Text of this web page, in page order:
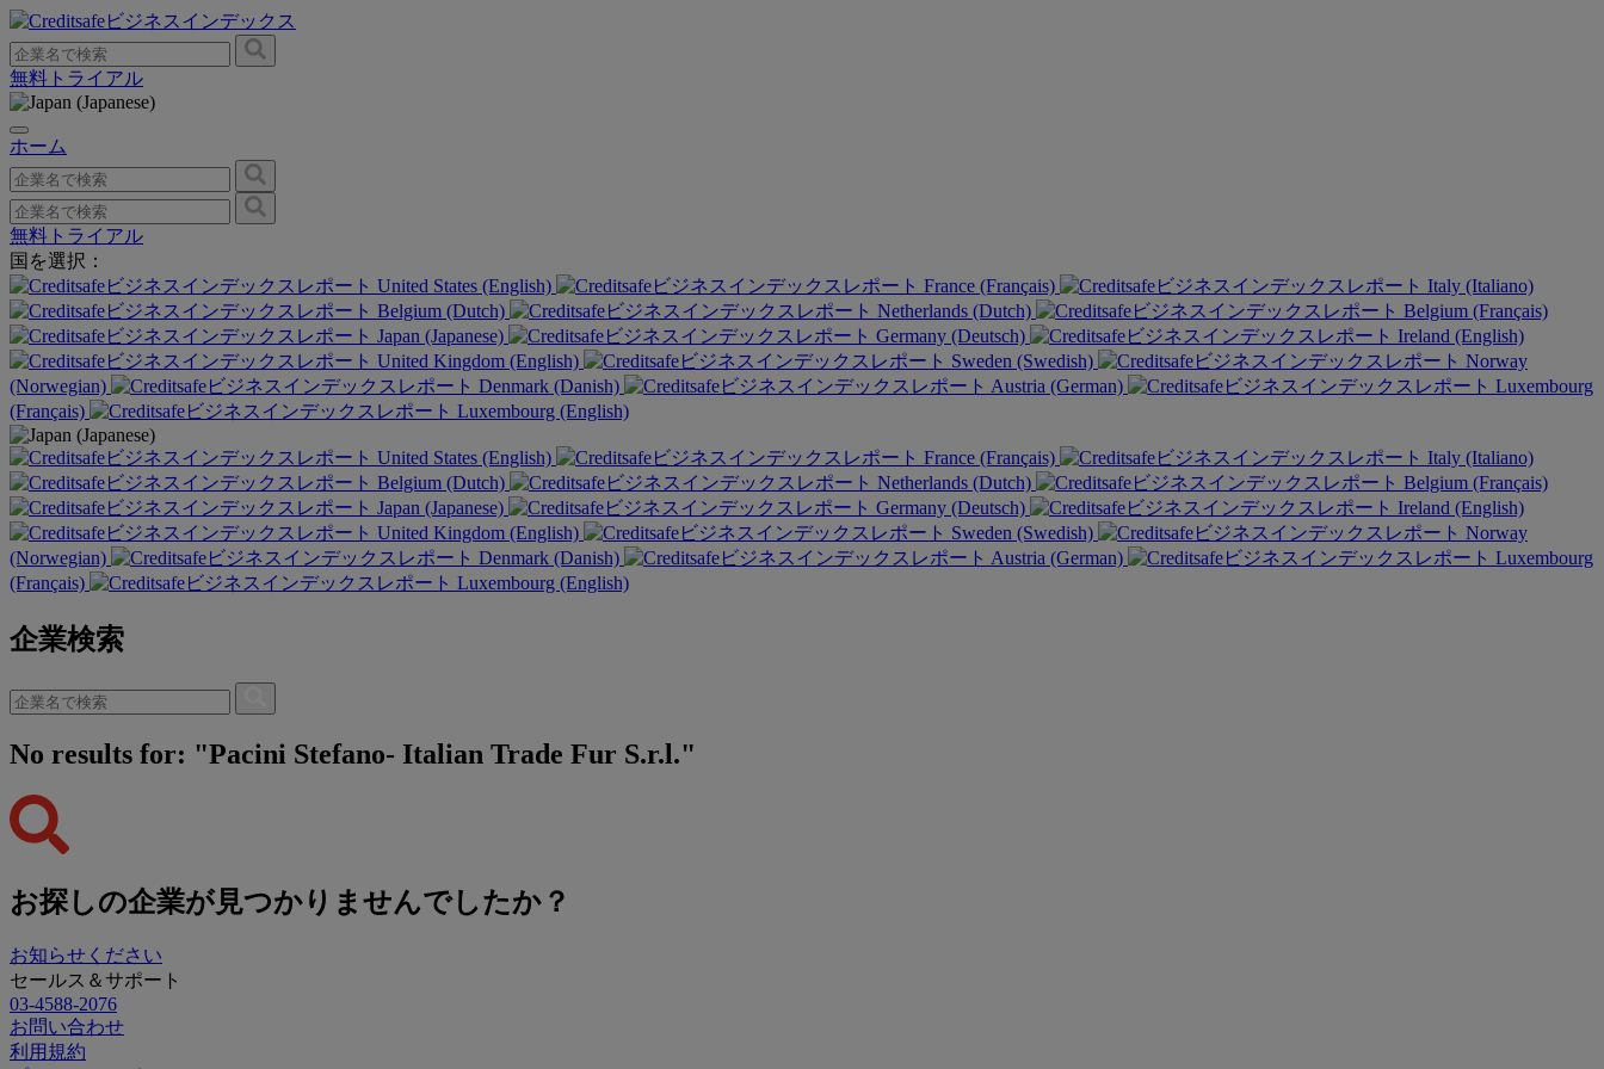
無料トライアル
ホーム
無料トライアル
国を選択：
United States (English)
France (Français)
Italy (Italiano)
Belgium (Dutch)
Netherlands (Dutch)
Belgium (Français)
Japan (Japanese)
Germany (Deutsch)
Ireland (English)
United Kingdom (English)
Sweden (Swedish)
Norway
(Norwegian)
Denmark (Danish) Austria (German)
Luxembourg
(Français)
Luxembourg (English)
United States (English) France (Français)
Italy (Italiano)
Belgium (Dutch)
Netherlands (Dutch)
Belgium (Français)
Japan (Japanese)
Germany (Deutsch)
Ireland (English)
United Kingdom (English)
Sweden (Swedish)
Norway
(Norwegian)
Denmark (Danish) Austria (German)
Luxembourg
(Français)
Luxembourg (English)
企業検索
No results for: "Pacini Stefano- Italian Trade Fur S.r.l."
お探しの企業が見つかりませんでしたか？
お知らせください
セールス＆サポート
03-4588-2076
お問い合わせ
利用規約